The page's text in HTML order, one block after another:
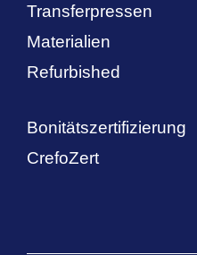
Transferpressen
Materialien
Refurbished
Bonitätszertifizierung
CrefoZert